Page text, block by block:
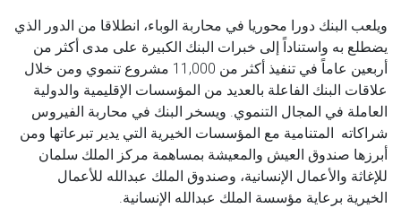
ويلعب البنك دورا محوريا في محاربة الوباء، انطلاقا من الدور الذي
يضطلع به واستناداً إلى خبرات البنك الكبيرة على مدى أكثر من
أربعين عاماً في تنفيذ أكثر من 11,000 مشروع تنموي ومن خلال
علاقات البنك الفاعلة بالعديد من المؤسسات الإقليمية والدولية
العاملة في المجال التنموي. ويسخر البنك في محاربة الفيروس
شراكاته المتنامية مع المؤسسات الخيرية التي يدير تبرعاتها ومن
أبرزها صندوق العيش والمعيشة بمساهمة مركز الملك سلمان
للإغاثة والأعمال الإنسانية، وصندوق الملك عبدالله للأعمال
الخيرية برعاية مؤسسة الملك عبدالله الإنسانية.